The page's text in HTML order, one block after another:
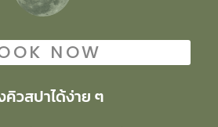
NOW
คิวสปาได้ง่าย ๆ